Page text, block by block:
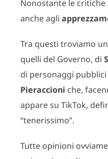
Nonostante le
anche agli
Tra questi troviamo
quelli del Governo, di
di personaggi
Pieraccioni che,
appare su TikTok,
“tenerissimo”.
Tutte opinioni